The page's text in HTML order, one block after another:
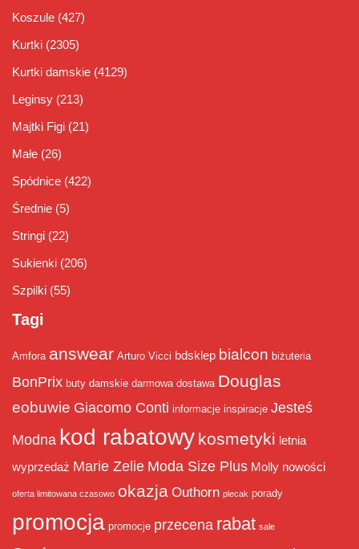
Koszule (427)
Kurtki (2305)
Kurtki damskie (4129)
Leginsy (213)
Majtki Figi (21)
Małe (26)
Spódnice (422)
Średnie (5)
Stringi (22)
Sukienki (206)
Szpilki (55)
Tagi
Amfora answear Arturo Vicci bdsklep bialcon biżuteria
BonPrix buty damskie darmowa dostawa Douglas
eobuwie Giacomo Conti informacje inspiracje Jesteś
Modna kod rabatowy kosmetyki letnia
wyprzedaż Marie Zelie Moda Size Plus Molly nowości
oferta limitowana czasowo okazja Outhorn plecak porady
promocja promocje przecena rabat sale